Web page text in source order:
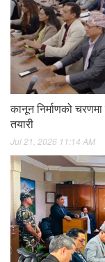
कानून निर्माणको
तयारी
Jul 21, 2026 11:14 AM